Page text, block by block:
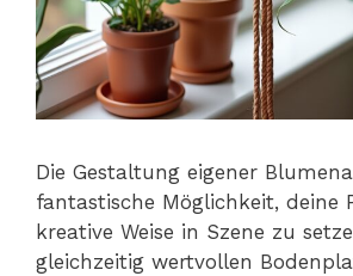
Die Gestaltung eigener
fantastische Möglichkeit, deine
kreative Weise in Szene zu
gleichzeitig wertvollen